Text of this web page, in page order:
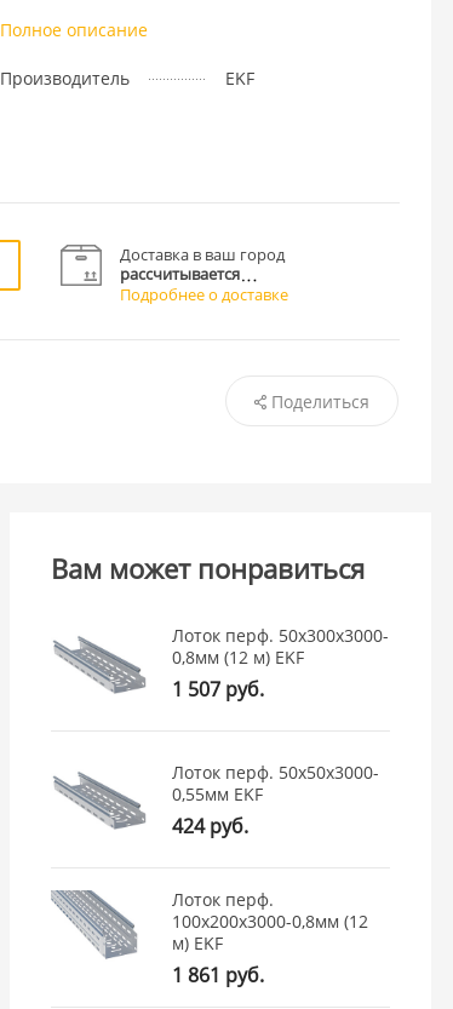
Полное описание
Производитель EKF
Доставка в ваш город
рассчитывается
Подробнее о доставке
Поделиться
Вам может понравиться
Лоток перф. 50х300х3000-
0,8мм (12 м) EKF
1 507 руб.
Лоток перф. 50х50х3000-
0,55мм EKF
424 руб.
Лоток перф.
100х200х3000-0,8мм (12
м) EKF
1 861 руб.